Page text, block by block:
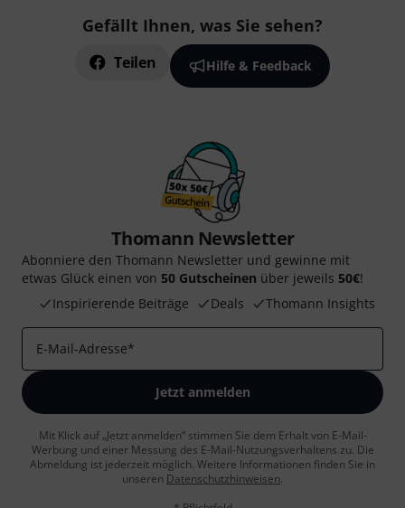
Gefällt Ihnen, was Sie sehen?
Teilen Hilfe & Feedback
Thomann Newsletter
Abonniere den Thomann Newsletter und gewinne mit
etwas Glück einen von 50 Gutscheinen über jeweils 50€!
Inspirierende Beiträge
Deals Thomann Insights
E-Mail-Adresse*
Jetzt anmelden
Mit Klick auf „Jetzt anmelden“ stimmen Sie dem Erhalt von E-Mail-
Werbung und einer Messung des E-Mail-Nutzungsverhaltens zu. Die
Abmeldung ist jederzeit möglich. Weitere Informationen finden Sie in
unseren Datenschutzhinweisen.